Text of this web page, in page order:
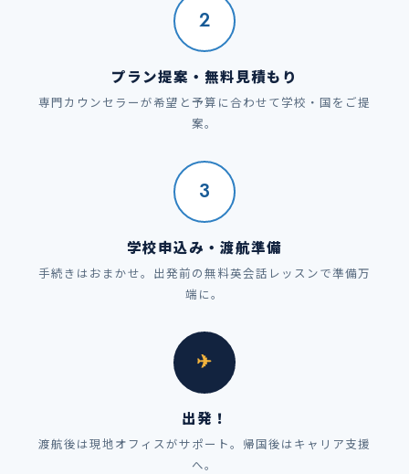
2
プラン提案・無料見積もり
専門カウンセラーが希望と予算に合わせて学校・国をご提
案。
3
学校申込み・渡航準備
手続きはおまかせ。出発前の無料英会話レッスンで準備万
端に。
✈
出発！
渡航後は現地オフィスがサポート。帰国後はキャリア支援
へ。